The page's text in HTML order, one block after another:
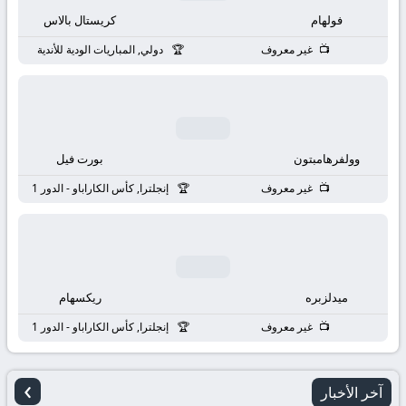
مباشر
live
فولهام كريستال بالاس
غير معروف دولي, المباريات الودية للأندية
وولفرهامبتون بورت فيل
غير معروف إنجلترا, كأس الكاراباو - الدور 1
ميدلزبره ريكسهام
غير معروف إنجلترا, كأس الكاراباو - الدور 1
آخر الأخبار ›